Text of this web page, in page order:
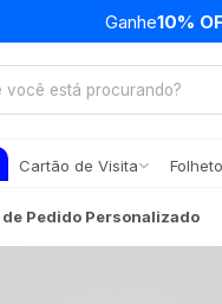
Ganhe10%
Cartão de Visita
de Pedido Personalizado